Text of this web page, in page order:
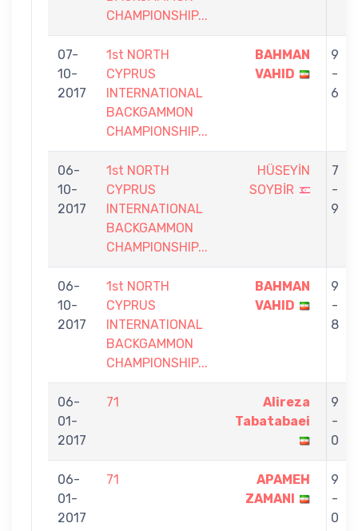
CHAMPIONSHIP...
07-
10-
2017
1st NORTH
CYPRUS
INTERNATIONAL
BACKGAMMON
CHAMPIONSHIP...
BAHMAN
VAHID
9
-
6
06-
10-
2017
1st NORTH
CYPRUS
INTERNATIONAL
BACKGAMMON
CHAMPIONSHIP...
HÜSEYİN
SOYBİR
7
-
9
06-
10-
2017
1st NORTH
CYPRUS
INTERNATIONAL
BACKGAMMON
CHAMPIONSHIP...
BAHMAN
VAHID
9
-
8
06-
01-
2017
71
Alireza
Tabatabaei
9
-
0
06-
01-
2017
71
APAMEH
ZAMANI
9
-
0